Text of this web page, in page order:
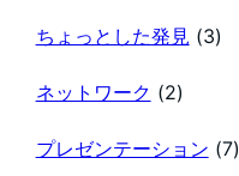
ちょっとした発見 (3)
ネットワーク (2)
プレゼンテーション (7)